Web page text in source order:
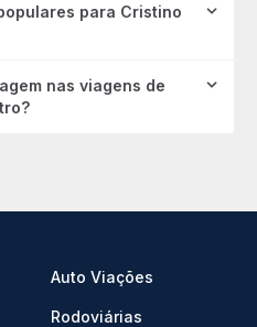
para Cristino
nas viagens de
Auto Viações
Rodoviárias